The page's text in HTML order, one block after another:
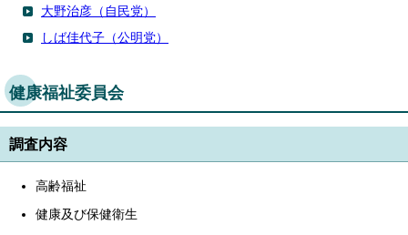
大野治彦（自民党）
しば佳代子（公明党）
健康福祉委員会
調査内容
高齢福祉
健康及び保健衛生